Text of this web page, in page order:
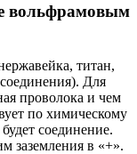
вольфрамовым
титан,
Для
проволока и чем
по химическому
соединение.
заземления в «+».